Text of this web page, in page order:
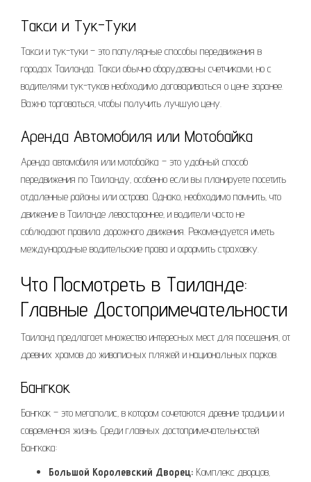
Такси и Тук-Туки
Такси и тук-туки – это популярные способы передвижения в
городах Таиланда. Такси обычно оборудованы счетчиками‚ но с
водителями тук-туков необходимо договариваться о цене заранее.
Важно торговаться‚ чтобы получить лучшую цену.
Аренда Автомобиля или Мотобайка
Аренда автомобиля или мотобайка – это удобный способ
передвижения по Таиланду‚ особенно если вы планируете посетить
отдаленные районы или острова. Однако‚ необходимо помнить‚ что
движение в Таиланде левостороннее‚ и водители часто не
соблюдают правила дорожного движения. Рекомендуется иметь
международные водительские права и оформить страховку.
Что Посмотреть в Таиланде:
Главные Достопримечательности
Таиланд предлагает множество интересных мест для посещения‚ от
древних храмов до живописных пляжей и национальных парков.
Бангкок
Бангкок – это мегаполис‚ в котором сочетаются древние традиции и
современная жизнь. Среди главных достопримечательностей
Бангкока:
Большой Королевский Дворец: Комплекс дворцов‚